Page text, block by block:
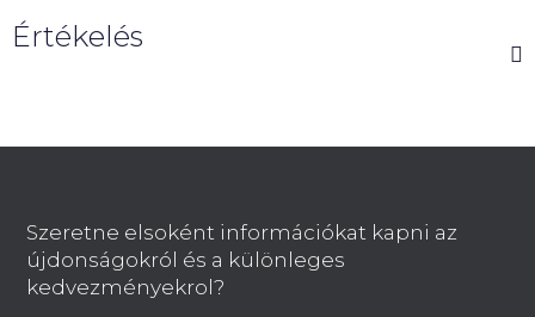
Értékelés
Szeretne elsoként információkat kapni az
újdonságokról és a különleges
kedvezményekrol?